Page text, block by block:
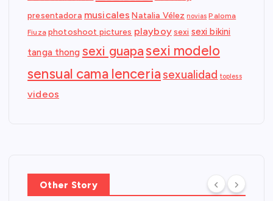
presentadora musicales Natalia Vélez novias Paloma
Fiuza photoshoot pictures playboy sexi sexi bikini
tanga thong sexi guapasexi modelo
sensual cama lenceriasexualidad topless
videos
Other Story